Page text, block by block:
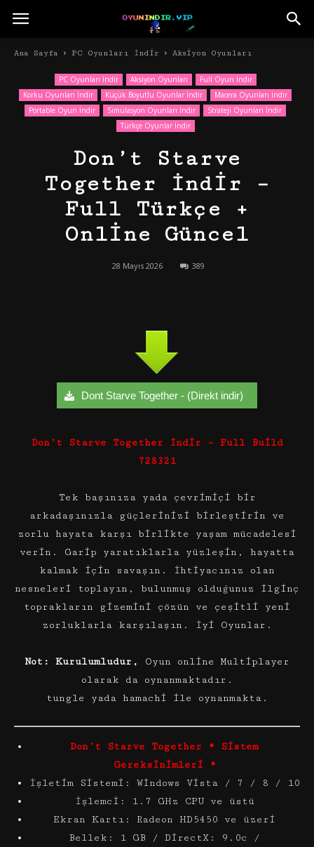
Ana Sayfa PC Oyunları İndir Aksiyon Oyunları
PC Oyunları İndir Aksiyon Oyunları
Full Oyun İndir
Korku Oyunları İndir
Küçük Boyutlu Oyunlar İndir
Macera Oyunları İndir
Portable Oyun İndir
Simülasyon Oyunları İndir
Strateji Oyunları İndir
Türkçe Oyunlar İndir
Don’t Starve
Together İndir –
Full Türkçe +
Online Güncel
28 Mayıs 2026 389
Dont Starve Together - (Direkt indir)
Don’t Starve Together İndir – Full Build
728321
Tek başınıza yada çevrimiçi bir
arkadaşınızla güçlerinizi birleştirin ve
zorlu hayata karşı birlikte yaşam mücadelesi
verin. Garip yaratıklarla yüzleşin, hayatta
kalmak için savaşın. İhtiyacınız olan
nesneleri toplayın, bulunmuş olduğunuz ilginç
toprakların gizemini çözün ve çeşitli yeni
zorluklarla karşılaşın. İyi Oyunlar.
Not: Kurulumludur, Oyun online Multiplayer
olarak da oynanmaktadır.
tungle yada hamachi ile oynanmakta.
Don’t Starve Together * Sistem
Gereksinimleri *
İşletim Sistemi: Windows Vista / 7 / 8 / 10
İşlemci: 1.7 GHz CPU ve üstü
Ekran Kartı: Radeon HD5450 ve üzeri
Bellek: 1 GB / DirectX: 9.0c /